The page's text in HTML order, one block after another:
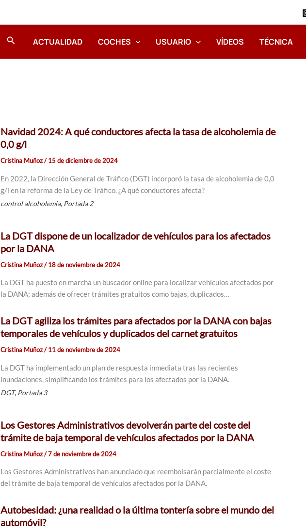
Buscar ACTUALIDAD COCHES USUARIO VÍDEOS TÉCNICA
Navidad 2024: A qué conductores afecta la tasa de alcoholemia de
0,0 g/l
Cristina Muñoz/15 de diciembre de 2024
En 2022, la Dirección General de Tráfico (DGT) incorporó la tasa de alcoholemia de 0,0
g/l en la reforma de la Ley de Tráfico. ¿A qué conductores afecta?
control alcoholemia, Portada 2
La DGT dispone de un localizador de vehículos para los afectados
por la DANA
Cristina Muñoz/18 de noviembre de 2024
La DGT ha puesto en marcha un buscador online para localizar vehículos afectados por
la DANA; además de ofrecer trámites gratuitos como bajas, duplicados…
La DGT agiliza los trámites para afectados por la DANA con bajas
temporales de vehículos y duplicados del carnet gratuitos
Cristina Muñoz/11 de noviembre de 2024
La DGT ha implementado un plan de respuesta inmediata tras las recientes
inundaciones, simplificando los trámites para los afectados por la DANA.
DGT, Portada 3
Los Gestores Administrativos devolverán parte del coste del
trámite de baja temporal de vehículos afectados por la DANA
Cristina Muñoz/7 de noviembre de 2024
Los Gestores Administrativos han anunciado que reembolsarán parcialmente el coste
del trámite de baja temporal de vehículos afectados por la DANA.
Autobesidad: ¿una realidad o la última tontería sobre el mundo del
automóvil?